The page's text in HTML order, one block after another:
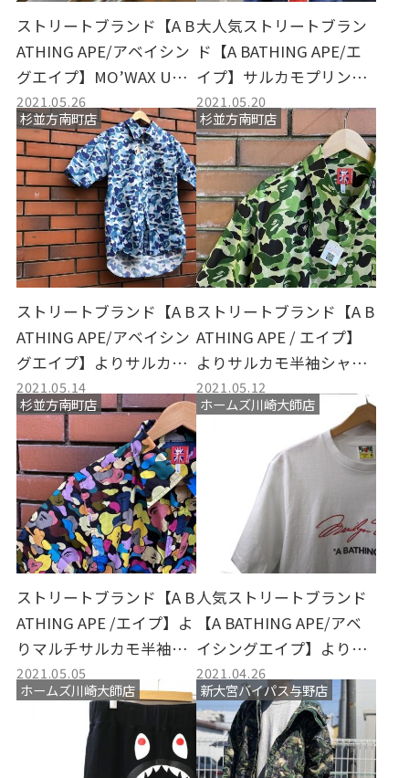
ストリートブランド【A B
ATHING APE/アベイシン
グエイプ】MO’WAX UNK
LE BAPE STA M1をお買取
いたしました。
2021.05.26
大人気ストリートブラン
ド【A BATHING APE/エ
イプ】サルカモプリント
コラボTシャツお買取い
たしました。
2021.05.20
杉並方南町店
ストリートブランド【A B
ATHING APE/アベイシン
グエイプ】よりサルカモ
半袖シャツが買取入荷し
ました。
2021.05.14
杉並方南町店
ストリートブランド【A B
ATHING APE / エイプ】
よりサルカモ半袖シャツ
が買取入荷しました。
2021.05.12
杉並方南町店
ストリートブランド【A B
ATHING APE /エイプ】よ
りマルチサルカモ半袖シ
ャツが買取入荷しまし
た。
2021.05.05
ホームズ川崎大師店
人気ストリートブランド
【A BATHING APE/アベ
イシングエイプ】よりMa
rilyn Monroe Teeを買取
入荷致しました。
2021.04.26
ホームズ川崎大師店
新大宮バイパス与野店